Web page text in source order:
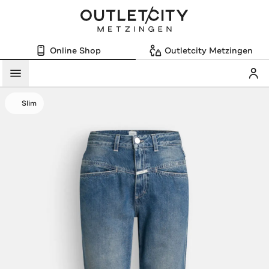
Online Shop Outletcity Metzingen
Menü
Slim